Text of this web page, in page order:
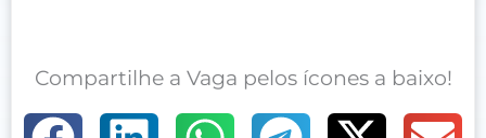
Compartilhe a Vaga pelos ícones a baixo!